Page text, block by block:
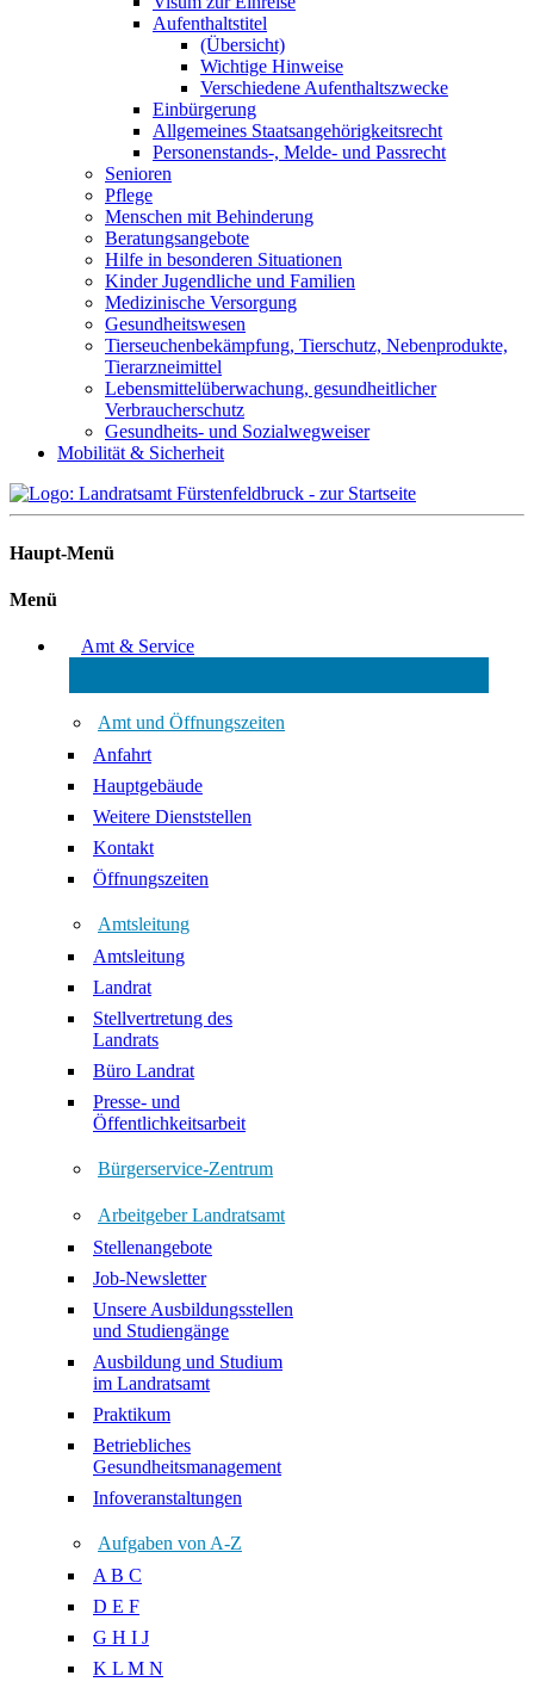
Aufenthaltstitel
(Übersicht)
Wichtige Hinweise
Verschiedene Aufenthaltszwecke
Einbürgerung
Allgemeines Staatsangehörigkeitsrecht
Personenstands-, Melde- und Passrecht
Senioren
Pflege
Menschen mit Behinderung
Beratungsangebote
Hilfe in besonderen Situationen
Kinder Jugendliche und Familien
Medizinische Versorgung
Gesundheitswesen
Tierseuchenbekämpfung, Tierschutz, Nebenprodukte,
Tierarzneimittel
Lebensmittelüberwachung, gesundheitlicher
Verbraucherschutz
Gesundheits- und Sozialwegweiser
Mobilität & Sicherheit
Haupt-Menü
Menü
Amt & Service
Amt und Öffnungszeiten
Anfahrt
Hauptgebäude
Weitere Dienststellen
Kontakt
Öffnungszeiten
Amtsleitung
Amtsleitung
Landrat
Stellvertretung des
Landrats
Büro Landrat
Presse- und
Öffentlichkeitsarbeit
Bürgerservice-Zentrum
Arbeitgeber Landratsamt
Stellenangebote
Job-Newsletter
Unsere Ausbildungsstellen
und Studiengänge
Ausbildung und Studium
im Landratsamt
Praktikum
Betriebliches
Gesundheitsmanagement
Infoveranstaltungen
Aufgaben von A-Z
A B C
D E F
G H I J
K L M N